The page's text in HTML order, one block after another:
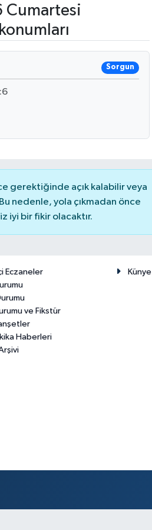
Cumartesi
Sorgun
gerektiğinde açık kalabilir veya
nedenle, yola çıkmadan önce
iyi bir fikir olacaktır.
Eczaneler
ve Fikstür
Haberleri
Künye